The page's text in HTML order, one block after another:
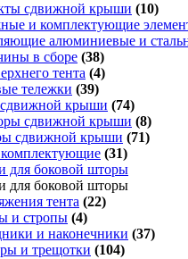
сдвижной крыши (10)
и комплектующие
алюминиевые и
в сборе (38)
тента (4)
тележки (39)
крыши (74)
сдвижной крыши (8)
сдвижной крыши (71)
(31)
для боковой шторы
для боковой шторы
тента (22)
и стропы (4)
и наконечники (37)
и трещотки (104)